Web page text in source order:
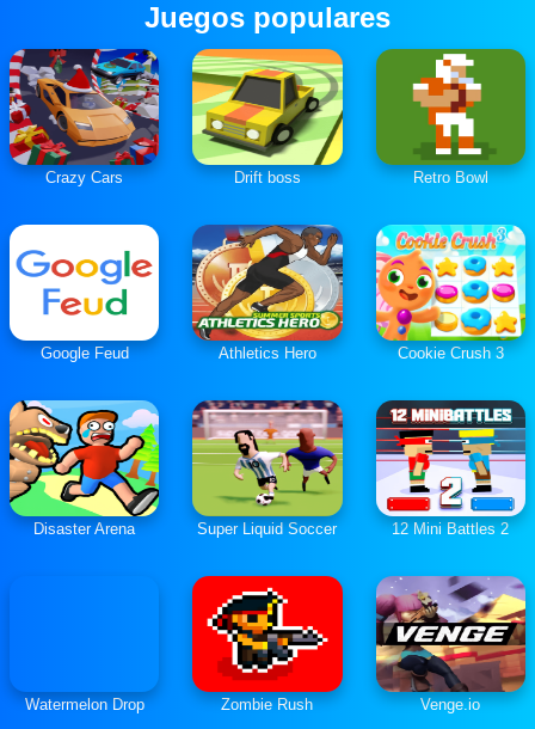
Juegos populares
Crazy Cars Drift boss Retro Bowl
Google Feud Athletics Hero Cookie Crush 3
Disaster Arena Super Liquid Soccer 12 Mini Battles 2
Watermelon Drop Zombie Rush Venge.io